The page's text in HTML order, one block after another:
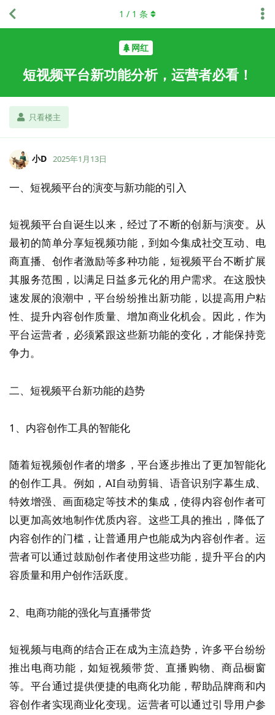
网红
短视频平台新功能分析，运营者必看！
只看楼主
1 / 1 条
小D 2025年1月13日
一、短视频平台的演变与新功能的引入
短视频平台自诞生以来，经过了不断的创新与演变。从
最初的简单分享短视频功能，到如今集成社交互动、电
商直播、创作者激励等多种功能，短视频平台不断扩展
其服务范围，以满足日益多元化的用户需求。在这股快
速发展的浪潮中，平台纷纷推出新功能，以提高用户粘
性、提升内容创作质量、增加商业化机会。因此，作为
平台运营者，必须紧跟这些新功能的变化，才能保持竞
争力。
二、短视频平台新功能的趋势
1、内容创作工具的智能化
随着短视频创作者的增多，平台逐步推出了更加智能化
的创作工具。例如，AI自动剪辑、语音识别字幕生成、
特效增强、画面稳定等技术的集成，使得内容创作者可
以更加高效地制作优质内容。这些工具的推出，降低了
内容创作的门槛，让普通用户也能成为内容创作者。运
营者可以通过鼓励创作者使用这些功能，提升平台的内
容质量和用户创作活跃度。
2、电商功能的强化与直播带货
短视频与电商的结合正在成为主流趋势，许多平台纷纷
推出电商功能，如短视频带货、直播购物、商品橱窗
等。平台通过提供便捷的电商化功能，帮助品牌商和内
容创作者实现商业化变现。运营者可以通过引导用户参